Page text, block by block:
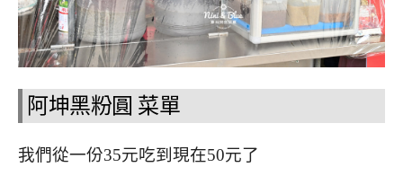
阿坤黑粉圓 菜單
我們從一份35元吃到現在50元了